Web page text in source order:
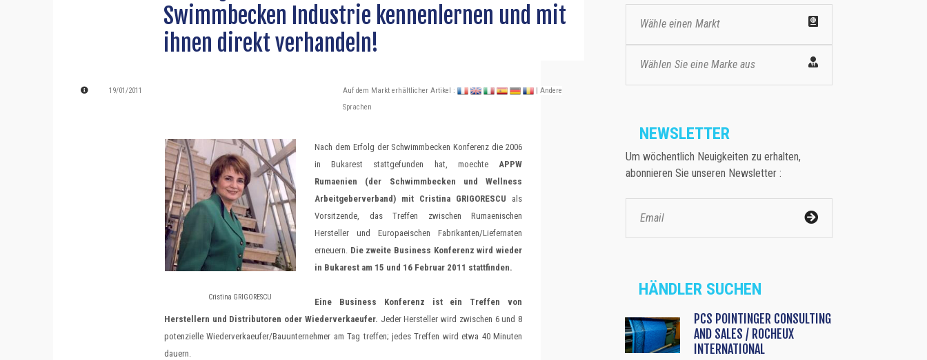
Swimmbecken Industrie kennenlernen und mit
ihnen direkt verhandeln!
19/01/2011 Auf dem Markt erhältlicher Artikel :
| Andere
Sprachen
Cristina GRIGORESCU
Nach dem Erfolg der Schwimmbecken Konferenz die 2006
in Bukarest stattgefunden hat, moechte APPW
Rumaenien (der Schwimmbecken und Wellness
Arbeitgeberverband) mit Cristina GRIGORESCU als
Vorsitzende, das Treffen zwischen Rumaenischen
Hersteller und Europaeischen Fabrikanten/Liefernaten
erneuern. Die zweite Business Konferenz wird wieder
in Bukarest am 15 und 16 Februar 2011 stattfinden.
Eine Business Konferenz ist ein Treffen von
Herstellern und Distributoren oder Wiederverkaeufer. Jeder Hersteller wird zwischen 6 und 8
potenzielle Wiederverkaeufer/Bauunternehmer am Tag treffen; jedes Treffen wird etwa 40 Minuten
dauern.
Wähle einen Markt
Wählen Sie eine Marke aus
NEWSLETTER
Um wöchentlich Neuigkeiten zu erhalten,
abonnieren Sie unseren Newsletter :
HÄNDLER SUCHEN
PCS POINTINGER CONSULTING
AND SALES / ROCHEUX
INTERNATIONAL